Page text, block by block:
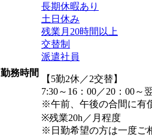
勤務時間
長期休暇あり
土日休み
残業月20時間以上
交替制
派遣社員
【5勤2休／2交替】
7:30～16：00／20：00～
※午前、午後の合間に有
※残業20h／月程度
※日勤希望の方は一度ご